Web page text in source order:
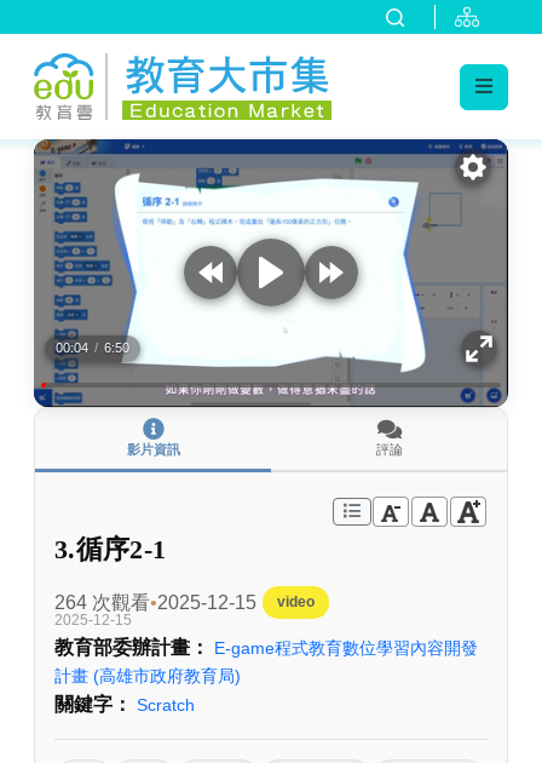
:::
00:04 / 6:50
影片資訊 評論
3.循序2-1
264 次觀看 2025-12-15
video
2025-12-15
教育部委辦計畫：
E-game程式教育數位學習內容開發
計畫 (高雄市政府教育局)
關鍵字： Scratch